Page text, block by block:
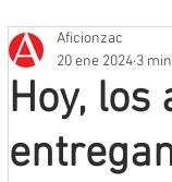
Que no se olvide
Mineros LNBP
Hoy, los
Aficionzac
20 ene 2024 3